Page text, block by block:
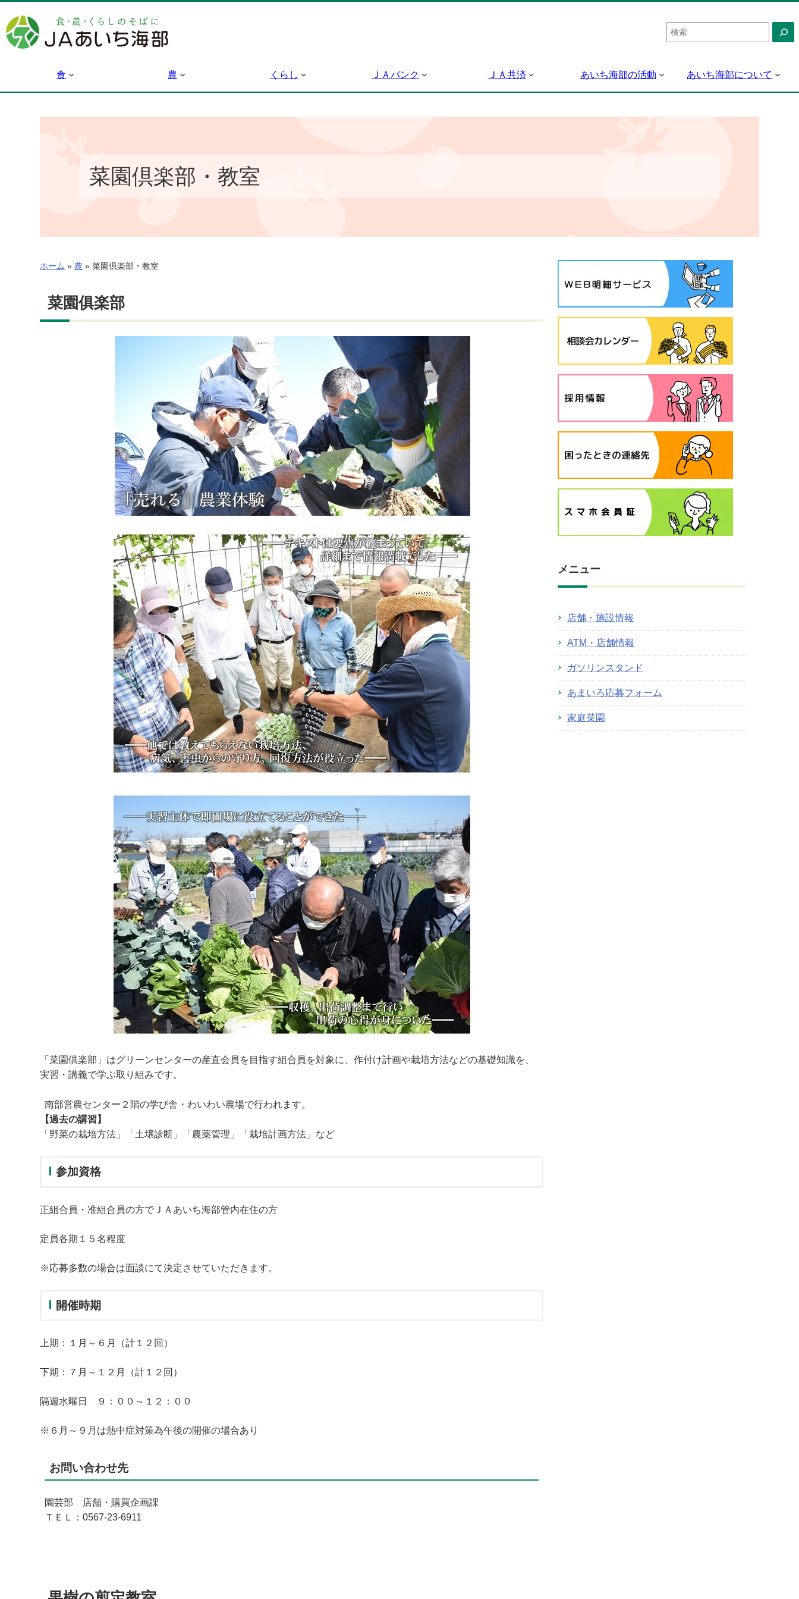
容
を
検
索
食 農 くらし ＪＡバンク ＪＡ共済 あいち海部の活動 あいち海部について
菜園倶楽部・教室
ホーム » 農 » 菜園倶楽部・教室
菜園俱楽部
「菜園倶楽部」はグリーンセンターの産直会員を目指す組合員を対象に、作付け計画や栽培方法などの基礎知識を、
実習・講義で学ぶ取り組みです。
南部営農センター２階の学び舎・わいわい農場で行われます。
【過去の講習】
「野菜の栽培方法」「土壌診断」「農薬管理」「栽培計画方法」など
参加資格
正組合員・准組合員の方でＪＡあいち海部管内在住の方
定員各期１５名程度
※応募多数の場合は面談にて決定させていただきます。
開催時期
上期：１月～６月（計１２回）
下期：７月～１２月（計１２回）
隔週水曜日 ９：００～１２：００
※６月～９月は熱中症対策為午後の開催の場合あり
お問い合わせ先
園芸部 店舗・購買企画課
ＴＥＬ：0567-23-6911
メニュー
店舗・施設情報
ATM・店舗情報
ガソリンスタンド
あまいろ応募フォーム
家庭菜園